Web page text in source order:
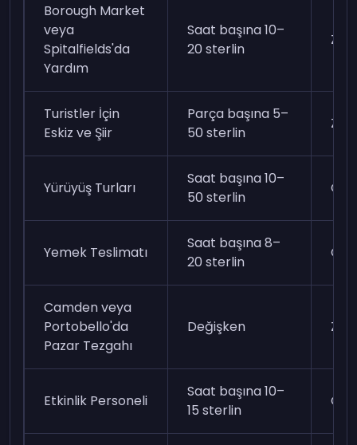
Borough Market
veya
Spitalfields'da
Yardım
Saat başına 10–
20 sterlin
Zor
Turistler İçin
Eskiz ve Şiir
Parça başına 5–
50 sterlin
Zor
Yürüyüş Turları
Saat başına 10–
50 sterlin
Yemek Teslimatı
Saat başına 8–
20 sterlin
Camden veya
Portobello'da
Pazar Tezgahı
Değişken Zor
Etkinlik Personeli
Saat başına 10–
15 sterlin